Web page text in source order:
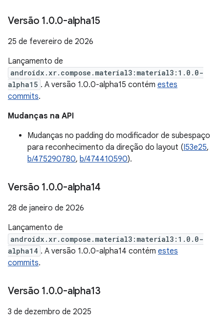
Versão 1.0.0-alpha15
25 de fevereiro de 2026
Lançamento de
androidx.xr.compose.material3:material3:1.0.0-
alpha15 . A versão 1.0.0-alpha15 contém estes
commits.
Mudanças na API
Mudanças no padding do modificador de subespaço
para reconhecimento da direção do layout (I53e25,
b/475290780, b/474410590).
Versão 1.0.0-alpha14
28 de janeiro de 2026
Lançamento de
androidx.xr.compose.material3:material3:1.0.0-
alpha14 . A versão 1.0.0-alpha14 contém estes
commits.
Versão 1.0.0-alpha13
3 de dezembro de 2025